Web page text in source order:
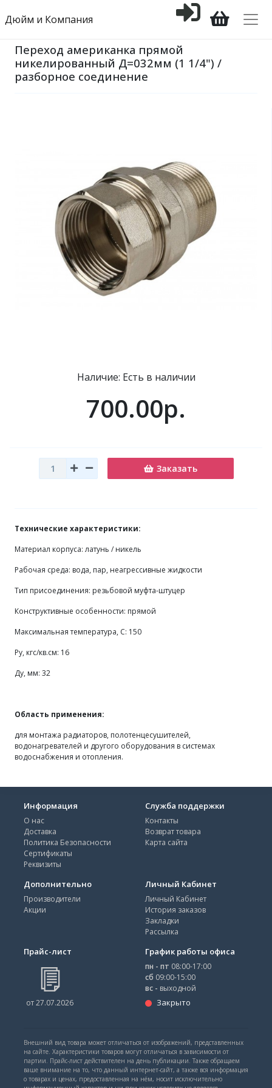
Дюйм и Компания
Переход американка прямой
никелированный Д=032мм (1 1/4") /
разборное соединение
Наличие: Есть в наличии
700.00р.
Заказать
Технические характеристики:
Материал корпуса: латунь / никель
Рабочая среда: вода, пар, неагрессивные жидкости
Тип присоединения: резьбовой муфта-штуцер
Конструктивные особенности: прямой
Максимальная температура, С: 150
Ру, кгс/кв.см: 16
Ду, мм: 32
Область применения:
для монтажа радиаторов, полотенцесушителей,
водонагревателей и другого оборудования в системах
водоснабжения и отопления.
Информация
О нас
Доставка
Политика Безопасности
Сертификаты
Реквизиты
Служба поддержки
Контакты
Возврат товара
Карта сайта
Дополнительно
Производители
Акции
Личный Кабинет
Личный Кабинет
История заказов
Закладки
Рассылка
Прайс-лист
от 27.07.2026
График работы офиса
пн - пт 08:00-17:00
сб 09:00-15:00
вс - выходной
Закрыто
Внешний вид товара может отличаться от изображений, представленных
на сайте. Характеристики товаров могут отличаться в зависимости от
партии. Прайс-лист действителен на день публикации. Также обращаем
ваше внимание на то, что данный интернет-сайт, а также вся информация
о товарах и ценах, предоставленная на нём, носит исключительно